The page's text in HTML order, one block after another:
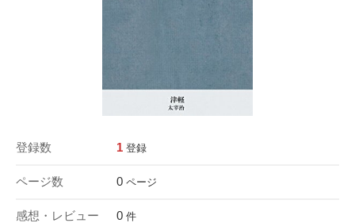
登録数 1 登録
ページ数 0 ページ
感想・レビュー 0 件